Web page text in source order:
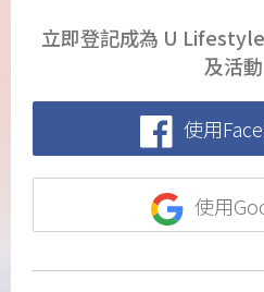
立即登記成為 U
及活動
使用
使用